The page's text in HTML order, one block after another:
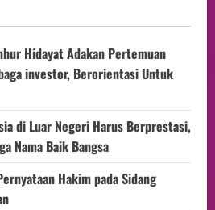
Hidayat Adakan Pertemuan
investor, Berorientasi Untuk
di Luar Negeri Harus Berprestasi,
Nama Baik Bangsa
Hakim pada Sidang